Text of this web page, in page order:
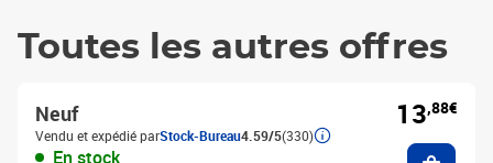
Toutes les autres offres
Neuf
Vendu et expédié parStock-Bureau4.59/5(330)
En stock
13,88€